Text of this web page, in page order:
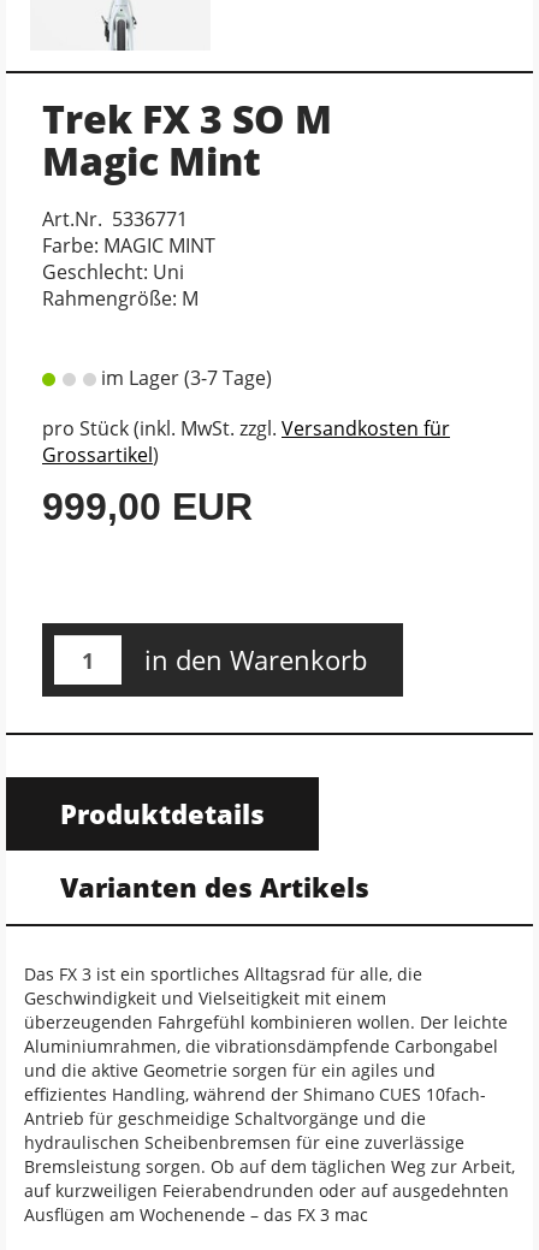
Trek FX 3 SO M
Magic Mint
Art.Nr. 5336771
Farbe: MAGIC MINT
Geschlecht: Uni
Rahmengröße: M
im Lager (3-7 Tage)
pro Stück (inkl. MwSt. zzgl. Versandkosten für
Grossartikel)
999,00 EUR
in den Warenkorb
Produktdetails
Varianten des Artikels
Das FX 3 ist ein sportliches Alltagsrad für alle, die
Geschwindigkeit und Vielseitigkeit mit einem
überzeugenden Fahrgefühl kombinieren wollen. Der leichte
Aluminiumrahmen, die vibrationsdämpfende Carbongabel
und die aktive Geometrie sorgen für ein agiles und
effizientes Handling, während der Shimano CUES 10fach-
Antrieb für geschmeidige Schaltvorgänge und die
hydraulischen Scheibenbremsen für eine zuverlässige
Bremsleistung sorgen. Ob auf dem täglichen Weg zur Arbeit,
auf kurzweiligen Feierabendrunden oder auf ausgedehnten
Ausflügen am Wochenende – das FX 3 mac